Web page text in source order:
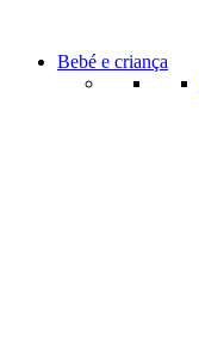
Bebé e criança